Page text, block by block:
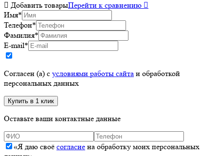
 Добавить товарыПерейти к сравнению 
Имя*
Телефон*
Фамилия*
E-mail*
Согласен (а) с условиями работы сайта и обработкой
персональных данных
Оставьте ваши контактные данные
«Я даю своё согласие на обработку моих персональных